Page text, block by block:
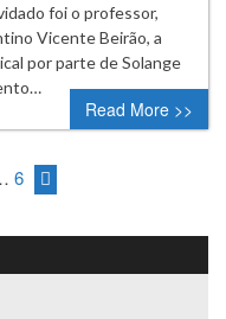
foi o professor,
Vicente Beirão, a
por parte de Solange
Read More >>
6